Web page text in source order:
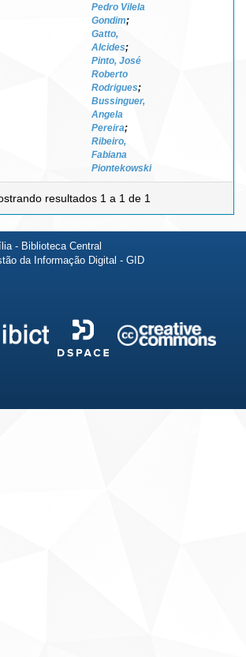
Pedro Vilela
Gondim;
Gatto,
Alcides;
Pinto, José
Roberto
Rodrigues;
Bussinguer,
Angela
Pereira;
Ribeiro,
Fabiana
Piontekowski
resultados 1 a 1 de 1
- Biblioteca Central
da Informação Digital - GID